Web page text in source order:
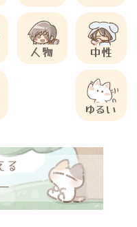
人物 中性
ゆるい